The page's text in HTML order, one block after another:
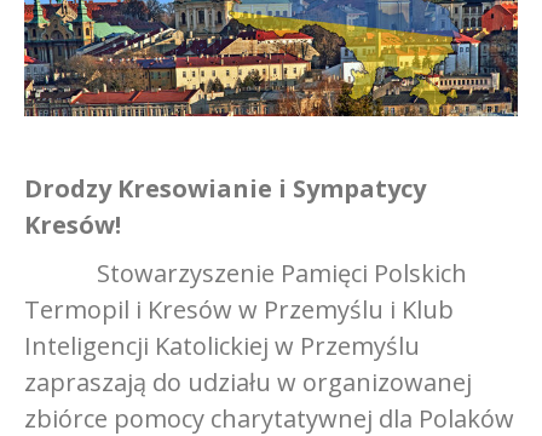
Drodzy Kresowianie i Sympatycy
Kresów!
Stowarzyszenie Pamięci Polskich
Termopil i Kresów w Przemyślu i Klub
Inteligencji Katolickiej w Przemyślu
zapraszają do udziału w organizowanej
zbiórce pomocy charytatywnej dla Polaków